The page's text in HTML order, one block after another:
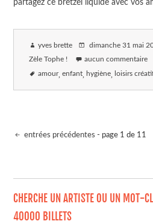
partagez ce bretzel liquide avec vos
yves brette dimanche 31 mai
Zèle Tophe ! aucun commentaire
amour enfant hygiène loisirs
entrées précédentes - page 1 de 11
CHERCHE UN ARTISTE OU UN MOT-
40000 BILLETS